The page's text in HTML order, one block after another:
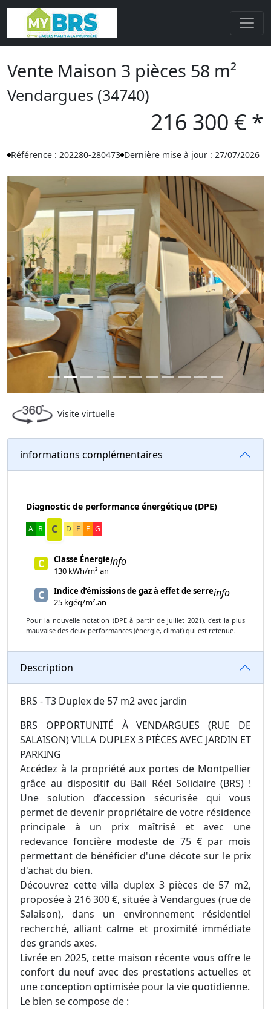
Vente Maison 3 pièces 58 m²
Vendargues (34740)
216 300 € *
Référence : 202280-280473 Dernière mise à jour : 27/07/2026
Previous Next
Visite virtuelle
informations complémentaires
Diagnostic de performance énergétique (DPE)
A B C D E F G
C
Classe Énergie
130 kWh/m² an
info
C
Indice d’émissions de gaz à effet de serre
25 kgéq/m².an
info
Pour la nouvelle notation (DPE à partir de juillet 2021), c'est la plus
mauvaise des deux performances (énergie, climat) qui est retenue.
Description
BRS - T3 Duplex de 57 m2 avec jardin
BRS OPPORTUNITÉ À VENDARGUES (RUE DE
SALAISON) VILLA DUPLEX 3 PIÈCES AVEC JARDIN ET
PARKING
Accédez à la propriété aux portes de Montpellier
grâce au dispositif du Bail Réel Solidaire (BRS) !
Une solution d’accession sécurisée qui vous
permet de devenir propriétaire de votre résidence
principale à un prix maîtrisé et avec une
redevance foncière modeste de 75 € par mois
permettant de bénéficier d'une décote sur le prix
d'achat du bien.
Découvrez cette villa duplex 3 pièces de 57 m2,
proposée à 216 300 €, située à Vendargues (rue de
Salaison), dans un environnement résidentiel
recherché, alliant calme et proximité immédiate
des grands axes.
Livrée en 2025, cette maison récente vous offre le
confort du neuf avec des prestations actuelles et
une conception optimisée pour la vie quotidienne.
Le bien se compose de :